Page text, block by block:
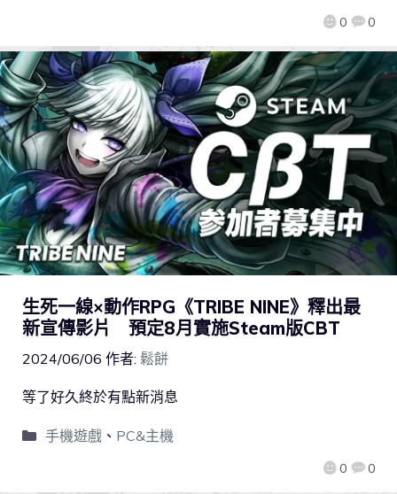
0 0
生死一線×動作RPG《TRIBE NINE》釋出最
新宣傳影片 預定8月實施Steam版CBT
2024/06/06 作者: 鬆餅
0 0
等了好久終於有點新消息
手機遊戲、 PC&主機